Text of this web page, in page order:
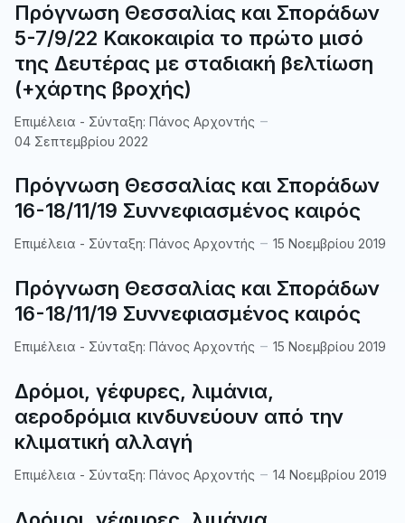
Πρόγνωση Θεσσαλίας και Σποράδων
5-7/9/22 Κακοκαιρία το πρώτο μισό
της Δευτέρας με σταδιακή βελτίωση
(+χάρτης βροχής)
Επιμέλεια - Σύνταξη: Πάνος Αρχοντής
04 Σεπτεμβρίου 2022
Πρόγνωση Θεσσαλίας και Σποράδων
16-18/11/19 Συννεφιασμένος καιρός
Επιμέλεια - Σύνταξη: Πάνος Αρχοντής 15 Νοεμβρίου 2019
Πρόγνωση Θεσσαλίας και Σποράδων
16-18/11/19 Συννεφιασμένος καιρός
Επιμέλεια - Σύνταξη: Πάνος Αρχοντής 15 Νοεμβρίου 2019
Δρόμοι, γέφυρες, λιμάνια,
αεροδρόμια κινδυνεύουν από την
κλιματική αλλαγή
Επιμέλεια - Σύνταξη: Πάνος Αρχοντής 14 Νοεμβρίου 2019